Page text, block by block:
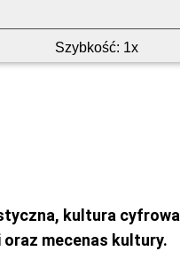
Szybkość: 1x
kultura
mecenas kultury.